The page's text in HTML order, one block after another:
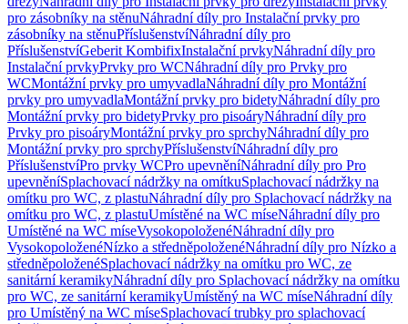
pro zásobníky na stěnuNáhradní díly pro Instalační prvky pro
zásobníky na stěnuPříslušenstvíNáhradní díly pro
PříslušenstvíGeberit KombifixInstalační prvkyNáhradní díly pro
Instalační prvkyPrvky pro WCNáhradní díly pro Prvky pro
WCMontážní prvky pro umyvadlaNáhradní díly pro Montážní
prvky pro umyvadlaMontážní prvky pro bidetyNáhradní díly pro
Montážní prvky pro bidetyPrvky pro pisoáryNáhradní díly pro
Prvky pro pisoáryMontážní prvky pro sprchyNáhradní díly pro
Montážní prvky pro sprchyPříslušenstvíNáhradní díly pro
PříslušenstvíPro prvky WCPro upevněníNáhradní díly pro Pro
upevněníSplachovací nádržky na omítkuSplachovací nádržky na
omítku pro WC, z plastuNáhradní díly pro Splachovací nádržky na
omítku pro WC, z plastuUmístěné na WC míseNáhradní díly pro
Umístěné na WC míseVysokopoloženéNáhradní díly pro
VysokopoloženéNízko a středněpoloženéNáhradní díly pro Nízko a
středněpoloženéSplachovací nádržky na omítku pro WC, ze
sanitární keramikyNáhradní díly pro Splachovací nádržky na omítku
pro WC, ze sanitární keramikyUmístěný na WC míseNáhradní díly
pro Umístěný na WC míseSplachovací trubky pro splachovací